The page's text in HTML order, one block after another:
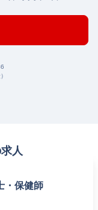
人
・保健師